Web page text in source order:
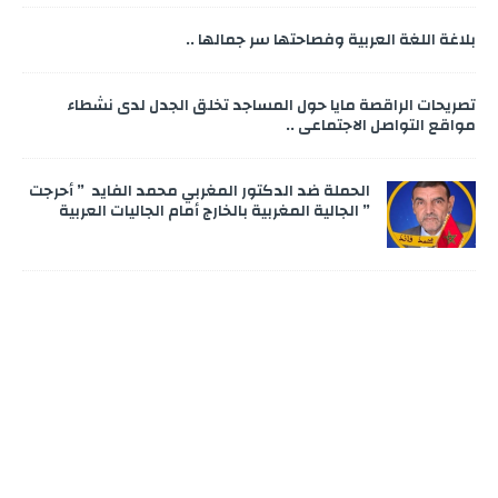
بلاغة اللغة العربية وفصاحتها سر جمالها ..
تصريحات الراقصة مايا حول المساجد تخلق الجدل لدى نشطاء
مواقع التواصل الاجتماعي ..
الحملة ضد الدكتور المغربي محمد الفايد ” أحرجت
” الجالية المغربية بالخارج أمام الجاليات العربية